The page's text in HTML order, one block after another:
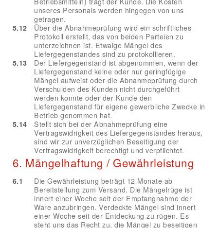
unseres Personals werden hingegen von uns
getragen.
5.12
Über die Abnahmeprüfung wird ein schriftliches
Protokoll erstellt, das von beiden Parteien zu
unterzeichnen ist. Etwaige Mängel des
Liefergegenstandes sind zu protokollieren.
5.13
Der Liefergegenstand ist abgenommen, wenn der
Liefergegenstand keine oder nur geringfügige
Mängel aufweist oder die Abnahmeprüfung durch
Verschulden des Kunden nicht durchgeführt
werden konnte oder der Kunde den
Liefergegenstand für eigene gewerbliche Zwecke in
Betrieb genommen hat.
5.14
Stellt sich bei der Abnahmeprüfung eine
Vertragswidrigkeit des Liefergegenstandes heraus,
sind wir zur unverzüglichen Beseitigung der
Vertragswidrigkeit berechtigt und verpflichtet.
6. Mängelhaftung / Gewährleistung
6.1
Die Gewährleistung beträgt 12 Monate ab
Bereitstellung zum Versand. Die Mängelrüge ist
innert einer Woche seit der Empfangnahme der
Ware anzubringen. Verdeckte Mängel sind innert
einer Woche seit der Entdeckung zu rügen. Es
steht uns das Recht zu, die Mängel zu beseitigen